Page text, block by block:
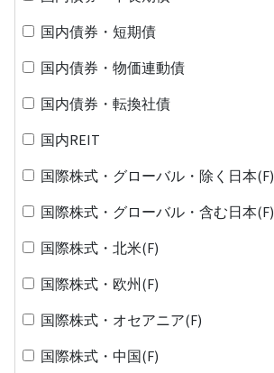
国内債券・短期債
国内債券・物価連動債
国内債券・転換社債
国内REIT
国際株式・グローバル・除く日本(F)
国際株式・グローバル・含む日本(F)
国際株式・北米(F)
国際株式・欧州(F)
国際株式・オセアニア(F)
国際株式・中国(F)